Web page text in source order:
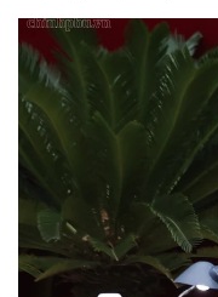
mạnh hợp tác quốc tế
toàn cầu. Diễn đàn Hợp
bán dẫn năm 2026, diễn
trong những hoạt động